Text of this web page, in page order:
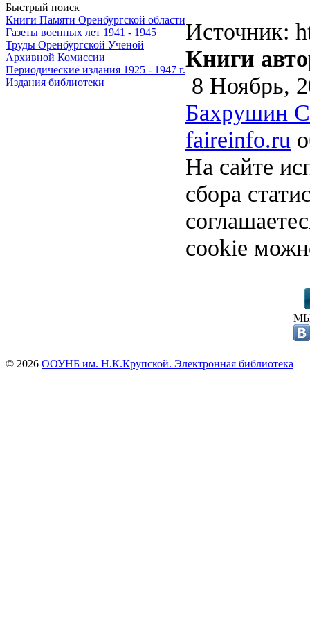
Быстрый поиск
Книги Памяти Оренбургской области
Газеты военных лет 1941 - 1945
Труды Оренбургской Ученой
Архивной Комиссии
Периодические издания 1925 - 1947 г.
Издания библиотеки
Источник:
Книги
8 Ноябрь,
Бахрушин
faireinfo.ru
На сайте
сбора
cookie
© 2026 ООУНБ им. Н.К.Крупской. Электронная библиотека